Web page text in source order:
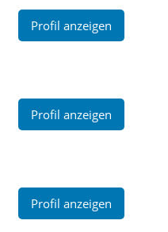
Profil anzeigen
Profil anzeigen
Profil anzeigen